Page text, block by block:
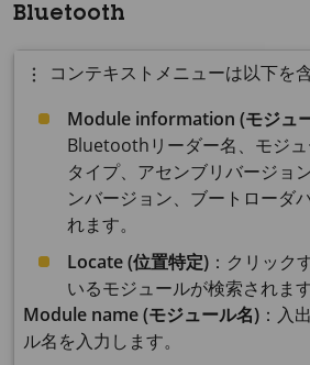
Bluetooth
コンテキストメニューは以下を含
Module information (モジュ
Bluetoothリーダー名、モジ
タイプ、アセンブリバージョ
ンバージョン、ブートローダ
れます。
Locate (位置特定) ：クリック
いるモジュールが検索されます
Module name (モジュール名) ：入
ル名を入力します。